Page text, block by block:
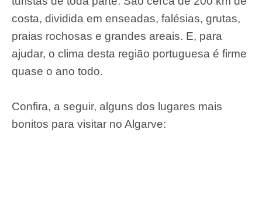
costa, dividida em enseadas, falésias, grutas,
praias rochosas e grandes areais. E, para
ajudar, o clima desta região portuguesa é firme
quase o ano todo.
Confira, a seguir, alguns dos lugares mais
bonitos para visitar no Algarve: